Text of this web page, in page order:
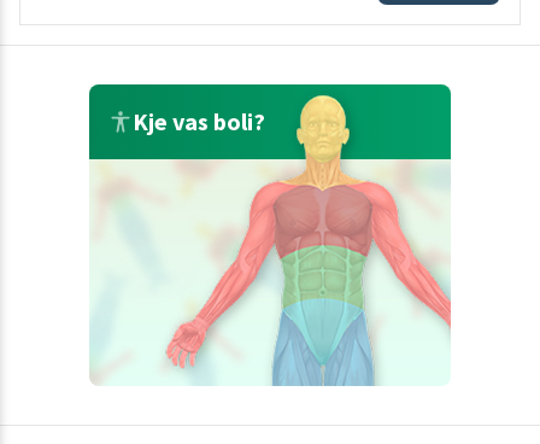
Kje vas boli?